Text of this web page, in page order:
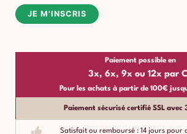
l
JE M'INSCRIS
Paiement possible en
3x, 6x, 9x ou 12x par
Pour les achats à partir de 100€
Paiement sécurisé certifié SSL avec
Satisfait ou remboursé : 14 jours pour